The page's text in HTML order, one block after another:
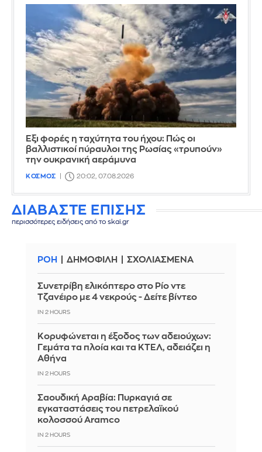
Έξι φορές η ταχύτητα του ήχου: Πώς οι
βαλλιστικοί πύραυλοι της Ρωσίας «τρυπούν»
την ουκρανική αεράμυνα
ΚΟΣΜΟΣ 20:02, 07.08.2026
ΔΙΑΒΑΣΤΕ ΕΠΙΣΗΣ
περισσότερες ειδήσεις από το skai.gr
ΡΟΗ ΔΗΜΟΦΙΛΗ ΣΧΟΛΙΑΣΜΕΝΑ
Συνετρίβη ελικόπτερο στο Ρίο ντε
Τζανέιρο με 4 νεκρούς - Δείτε βίντεο
IN 2 HOURS
Κορυφώνεται η έξοδος των αδειούχων:
Γεμάτα τα πλοία και τα ΚΤΕΛ, αδειάζει η
Αθήνα
IN 2 HOURS
Σαουδική Αραβία: Πυρκαγιά σε
εγκαταστάσεις του πετρελαϊκού
κολοσσού Aramco
IN 2 HOURS